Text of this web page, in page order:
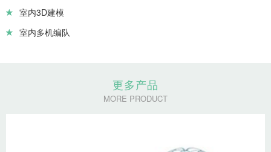
室内3D建模
室内多机编队
更多产品
MORE PRODUCT